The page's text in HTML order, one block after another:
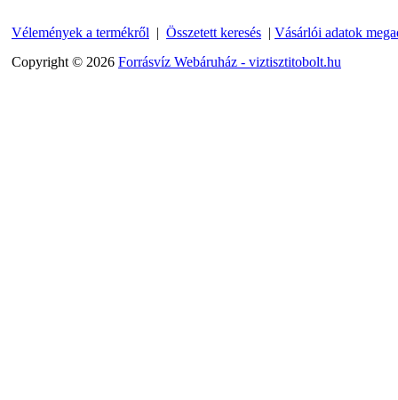
Vélemények a termékről | Összetett keresés | Vásárlói adatok
Copyright © 2026 Forrásvíz Webáruház - viztisztitobolt.hu